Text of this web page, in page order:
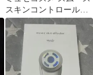
スキンコントロール
UVブロック 80g 日焼け
止め用乳液